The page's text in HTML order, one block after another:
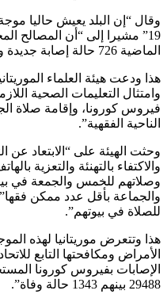
وقال “إن البلد يعيش حاليا
الماضية 726 حالة إصابة جديدة و16 حالة وفاة”.
هذا ودعت هيئة العلماء
وامتثال التعليمات الصحية
فيروس كورونا، وإقامة صلاة
الناحية الفقهية”.
وحثت الهيئة على “الابتعاد عن
والاكتفاء بالتهنئة والتعزية
وصلاتهم للخمس والجمعة في
والجماعة بأقل عدد ممكن
للصلاة في بيوتهم”.
هذا وتتعرض موريتانيا لهذه
الأمراض ومكافحتها التابع
الإصابات بفيروس كورونا
29488 بينهم 1343 حالة وفاة”.